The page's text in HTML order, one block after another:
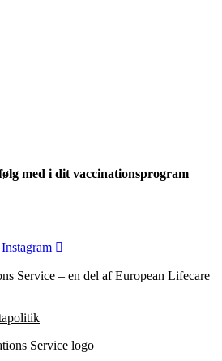
med i dit vaccinationsprogram
Instagram
Service – en del af European Lifecare